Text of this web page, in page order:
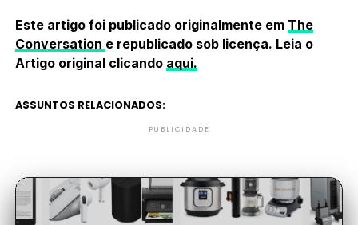
Este artigo foi publicado originalmente em The
Conversation e republicado sob licença. Leia o
Artigo original clicando aqui.
ASSUNTOS RELACIONADOS:
PUBLICIDADE